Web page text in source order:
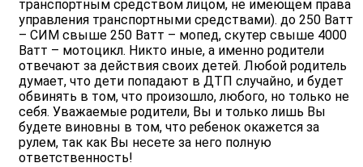
транспортным средством лицом, не имеющем права
управления транспортными средствами). до 250 Ватт
– СИМ свыше 250 Ватт – мопед, скутер свыше 4000
Ватт – мотоцикл. Никто иные, а именно родители
отвечают за действия своих детей. Любой родитель
думает, что дети попадают в ДТП случайно, и будет
обвинять в том, что произошло, любого, но только не
себя. Уважаемые родители, Вы и только лишь Вы
будете виновны в том, что ребенок окажется за
рулем, так как Вы несете за него полную
ответственность!